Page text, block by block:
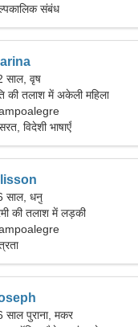
संबंध
साल, वृष
की तलाश में अकेली महिला
विदेशी भाषाएँ
साल, धनु
की तलाश में लड़की
साल पुराना, मकर